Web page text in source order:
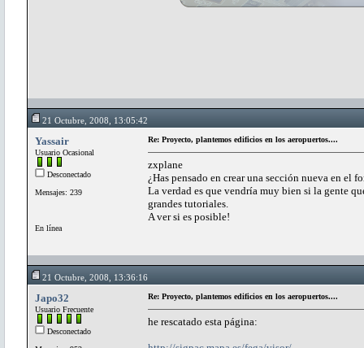
21 Octubre, 2008, 13:05:42
Yassair
Usuario Ocasional
Desconectado
Mensajes: 239
En línea
Re: Proyecto, plantemos edificios en los aeropuertos....
zxplane
¿Has pensado en crear una sección nueva en el
La verdad es que vendría muy bien si la gente
grandes tutoriales.
A ver si es posible!
21 Octubre, 2008, 13:36:16
Japo32
Usuario Frecuente
Desconectado
Re: Proyecto, plantemos edificios en los aeropuertos....
he rescatado esta página: